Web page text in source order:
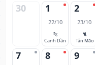
30 1
22/10
🐅
Canh Dần
2
23/10
🐈
Tân Mão
7 8 9